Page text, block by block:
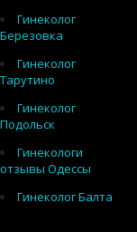
Гинеколог
Березовка
Гинеколог
Тарутино
Гинеколог
Подольск
Гинекологи
отзывы Одессы
Гинеколог Балта